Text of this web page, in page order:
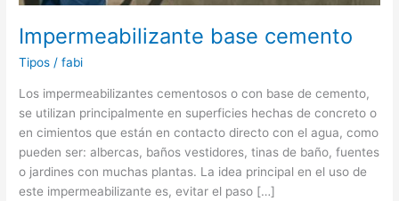
Impermeabilizante base cemento
Tipos /fabi
Los impermeabilizantes cementosos o con base de cemento,
se utilizan principalmente en superficies hechas de concreto o
en cimientos que están en contacto directo con el agua, como
pueden ser: albercas, baños vestidores, tinas de baño, fuentes
o jardines con muchas plantas. La idea principal en el uso de
este impermeabilizante es, evitar el paso […]